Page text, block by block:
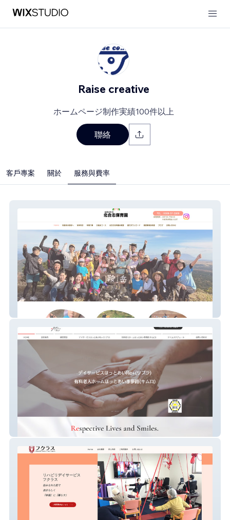
Raise creative
ホームページ制作実績100件以上
聯絡
客戶專案 關於 服務與費率
北合志保育園
株式会社リボーンプラン